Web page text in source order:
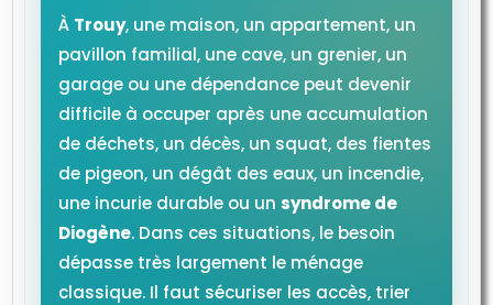
À Trouy, une maison, un appartement, un
pavillon familial, une cave, un grenier, un
garage ou une dépendance peut devenir
difficile à occuper après une accumulation
de déchets, un décès, un squat, des fientes
de pigeon, un dégât des eaux, un incendie,
une incurie durable ou unsyndrome de
Diogène. Dans ces situations, le besoin
dépasse très largement le ménage
classique. Il faut sécuriser les accès, trier